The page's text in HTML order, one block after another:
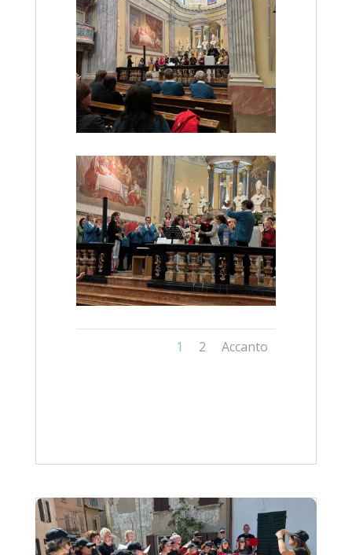
1 2 Accanto